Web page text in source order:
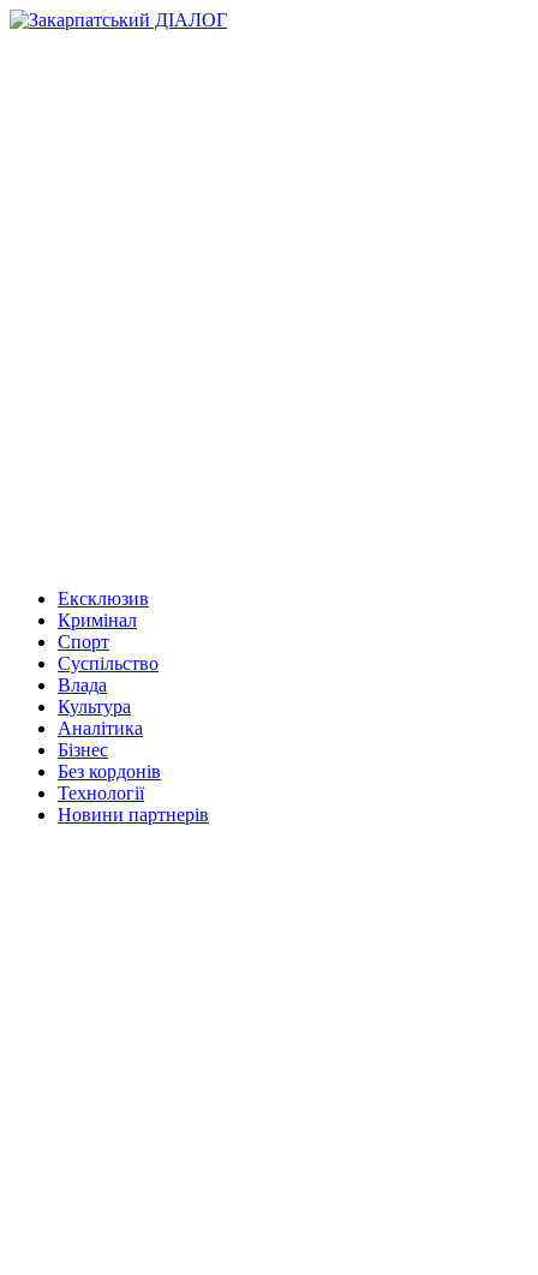
Ексклюзив
Кримінал
Спорт
Суспільство
Влада
Культура
Аналітика
Бізнес
Без кордонів
Технології
Новини партнерів